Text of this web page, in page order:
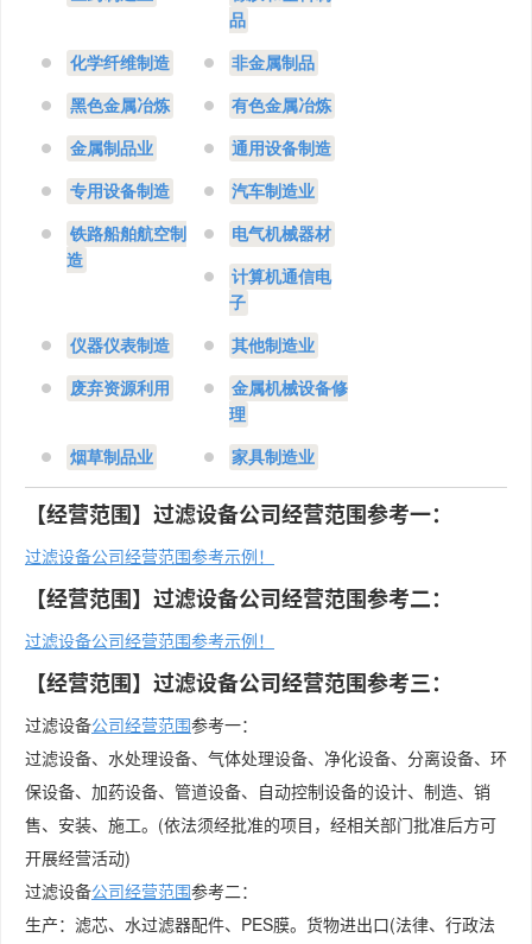
品
化学纤维制造 非金属制品
黑色金属冶炼 有色金属冶炼
金属制品业 通用设备制造
专用设备制造 汽车制造业
铁路船舶航空制
造
电气机械器材
计算机通信电
子
仪器仪表制造 其他制造业
废弃资源利用
金属机械设备修
理
烟草制品业 家具制造业
【经营范围】过滤设备公司经营范围参考一：
过滤设备公司经营范围参考示例！
【经营范围】过滤设备公司经营范围参考二：
过滤设备公司经营范围参考示例！
【经营范围】过滤设备公司经营范围参考三：
过滤设备公司经营范围参考一：
过滤设备、水处理设备、气体处理设备、净化设备、分离设备、环
保设备、加药设备、管道设备、自动控制设备的设计、制造、销
售、安装、施工。(依法须经批准的项目，经相关部门批准后方可
开展经营活动)
过滤设备公司经营范围参考二：
生产：滤芯、水过滤器配件、PES膜。货物进出口(法律、行政法